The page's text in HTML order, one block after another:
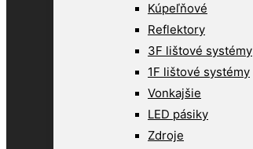
Kúpeľňové
Reflektory
3F lištové systémy
1F lištové systémy
Vonkajšie
LED pásiky
Zdroje